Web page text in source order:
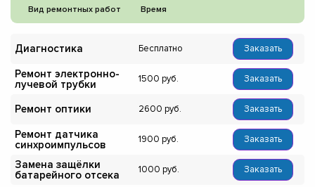
Вид ремонтных работ Время
Диагностика Бесплатно Заказать
Ремонт электронно-
лучевой трубки
1500 Заказать
Ремонт оптики 2600 Заказать
Ремонт датчика
синхроимпульсов
1900 Заказать
Замена защёлки
батарейного отсека
1000 Заказать